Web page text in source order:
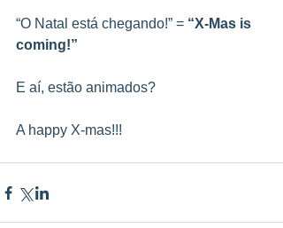
“O Natal está chegando!” = “X-Mas is
coming!”
E aí, estão animados?
A happy X-mas!!!